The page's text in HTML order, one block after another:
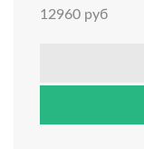
12960 руб